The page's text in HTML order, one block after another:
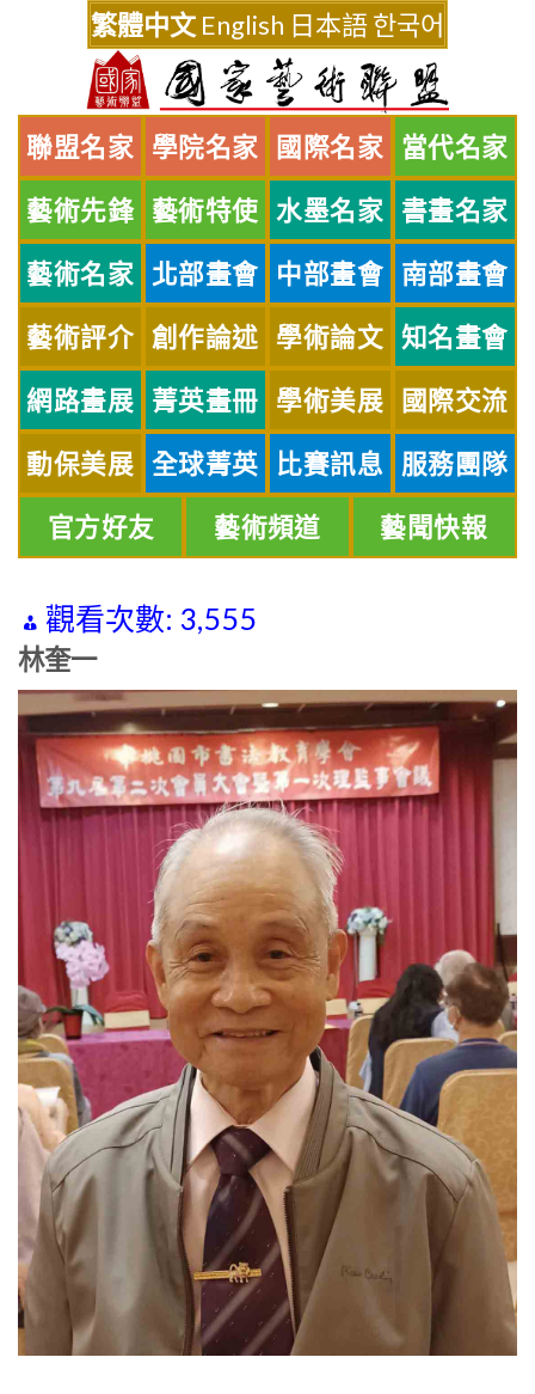
繁體中文 English 日本語한국어
聯盟名家 學院名家 國際名家 當代名家
藝術先鋒 藝術特使 水墨名家 書畫名家
藝術名家 北部畫會 中部畫會 南部畫會
藝術評介 創作論述 學術論文 知名畫會
網路畫展 菁英畫冊 學術美展 國際交流
動保美展 全球菁英 比賽訊息 服務團隊
官方好友 藝術頻道 藝聞快報
觀看次數: 3,555
林奎一